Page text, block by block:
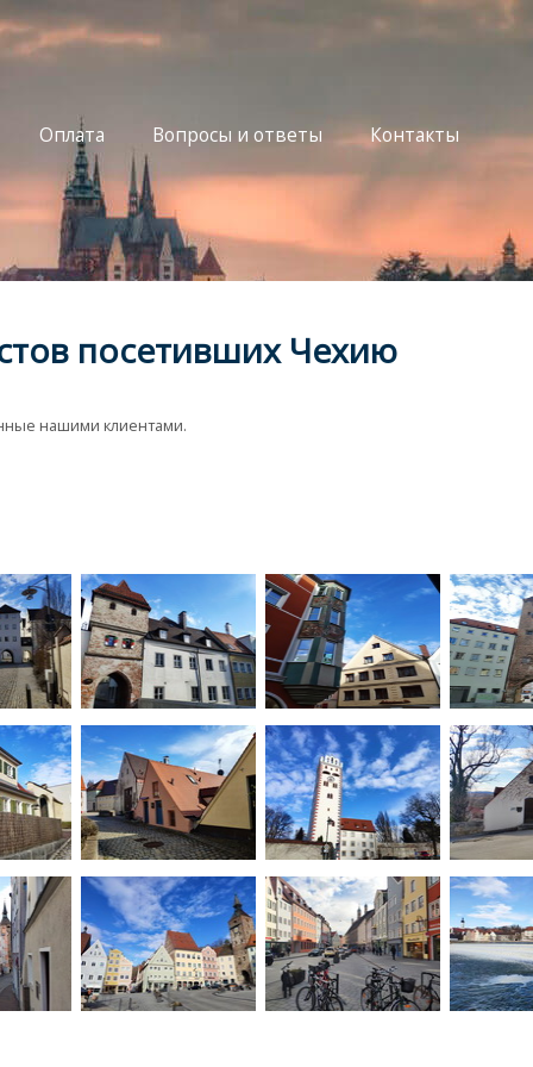
Оплата Вопросы и ответы Контакты
посетивших Чехию
нашими клиентами.